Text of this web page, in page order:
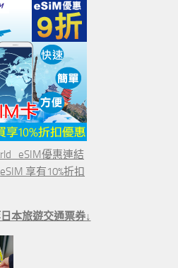
優惠連結
eSIM 享有10%折扣
日本旅遊交通票券↓